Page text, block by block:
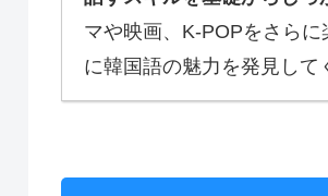
マや映画、K-POPをさら
に韓国語の魅力を発見して